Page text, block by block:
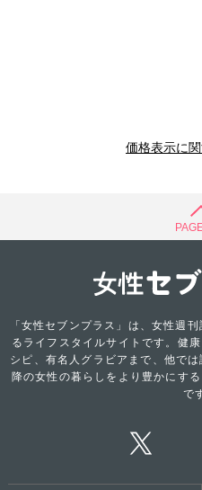
価格表示に
「女性セブンプラス」は、女性週
るライフスタイルサイトです。健
シピ、有名人グラビアまで、他で
降の女性の暮らしをより豊かにす
で